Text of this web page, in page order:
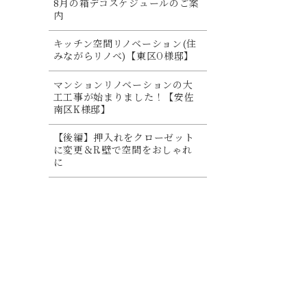
8月の箱デコスケジュールのご案
内
キッチン空間リノベーション(住
みながらリノベ)【東区O様邸】
マンションリノベーションの大
工工事が始まりました！【安佐
南区K様邸】
【後編】押入れをクローゼット
に変更＆R壁で空間をおしゃれ
に